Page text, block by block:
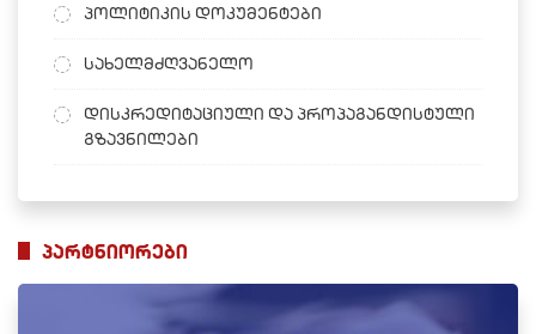
პოლიტიკის დოკუმენტები
სახელმძღვანელო
დისკრედიტაციული და პროპაგანდისტული
გზავნილები
პარტნიორები